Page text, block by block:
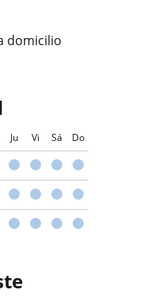
domicilio
Ju Vi Sá Do